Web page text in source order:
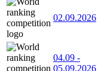
02.09.2026
04.09 -
05.09.2026